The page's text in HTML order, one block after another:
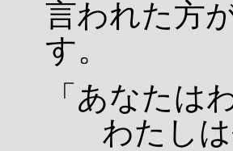
言われた方
す。
「あなたは
わたしは